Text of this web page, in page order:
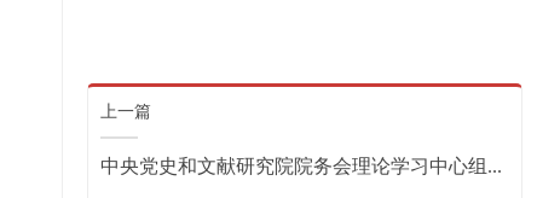
上一篇
中央党史和文献研究院院务会理论学习中心组...